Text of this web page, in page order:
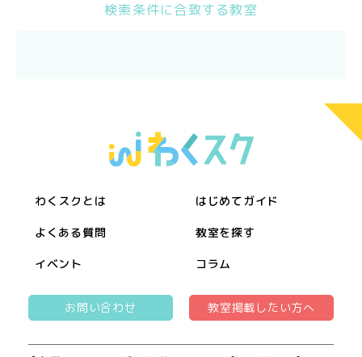
検索条件に合致する教室
わくスクとは はじめてガイド
よくある質問 教室を探す
イベント コラム
お問い合わせ 教室掲載したい方へ